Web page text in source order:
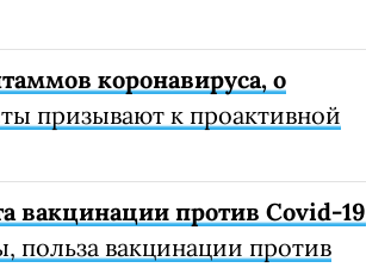
коронавируса, о
призывают к проактивной
вакцинации против Covid-19
вакцинации против